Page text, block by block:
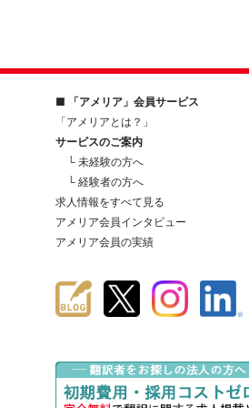
■ 「アメリア」会員サービス
「アメリアとは？」
サービスのご案内
└ 未経験の方へ
└ 経験者の方へ
求人情報をすべて見る
アメリア会員インタビュー
アメリア会員の実績